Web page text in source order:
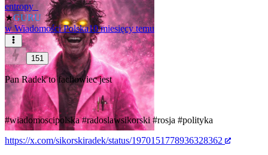
entropy_
★GURU
w Wiadomości Polska10 miesięcy temu
151
Pan Radek to fachowiec jest
#wiadomoscipolska #radoslawsikorski #rosja #polityka
https://x.com/sikorskiradek/status/1970151778936328362